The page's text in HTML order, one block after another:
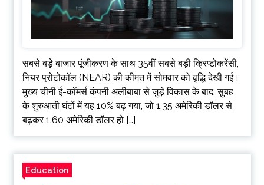
सबसे बड़े बाजार पूंजीकरण के साथ 35वीं सबसे बड़ी क्रिप्टोकरेंसी,
नियर प्रोटोकॉल (NEAR) की कीमत में सोमवार को वृद्धि देखी गई।
मुख्य चीनी ई-कॉमर्स कंपनी अलीबाबा से जुड़े विकास के बाद, सुबह
के शुरुआती घंटों में यह 10% बढ़ गया, जो 1.35 अमेरिकी डॉलर से
बढ़कर 1.60 अमेरिकी डॉलर हो […]
Education